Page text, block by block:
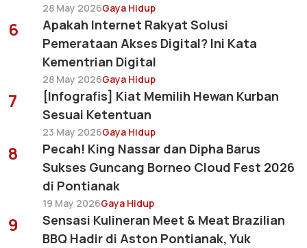
28 May 2026Gaya Hidup
6
Apakah Internet Rakyat Solusi
Pemerataan Akses Digital? Ini Kata
Kementrian Digital
28 May 2026Gaya Hidup
7
[Infografis] Kiat Memilih Hewan Kurban
Sesuai Ketentuan
23 May 2026Gaya Hidup
8
Pecah! King Nassar dan Dipha Barus
Sukses Guncang Borneo Cloud Fest 2026
di Pontianak
19 May 2026Gaya Hidup
9
Sensasi Kulineran Meet & Meat Brazilian
BBQ Hadir di Aston Pontianak, Yuk